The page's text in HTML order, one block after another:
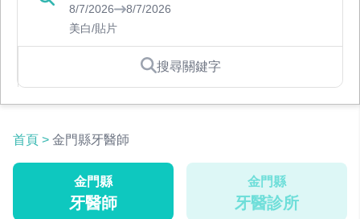
8/7/2026
8/7/2026
美白/貼片
搜尋關鍵字
首頁 > 金門縣牙醫師
金門縣
牙醫師
金門縣
牙醫診所